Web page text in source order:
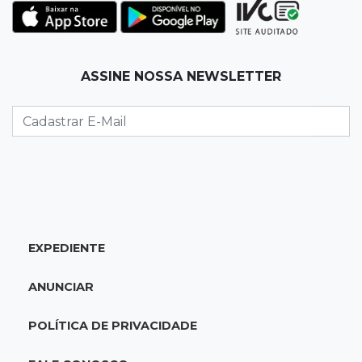
09:53Resultado da enquete
Punição de agressores de mulheres precisar
Carro atravessa avenida, destrói garagem e é
abandonado após acidente
Atletas de MS intensificam preparação para
ASSINE NOSSA NEWSLETTER
EXPEDIENTE
ANUNCIAR
POLÍTICA DE PRIVACIDADE